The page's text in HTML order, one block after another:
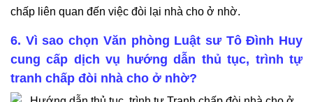
chấp liên quan đến việc đòi lại nhà cho ở nhờ.
6. Vì sao chọn Văn phòng Luật sư Tô Đình Huy
cung cấp dịch vụ hướng dẫn thủ tục, trình tự
tranh chấp đòi nhà cho ở nhờ?